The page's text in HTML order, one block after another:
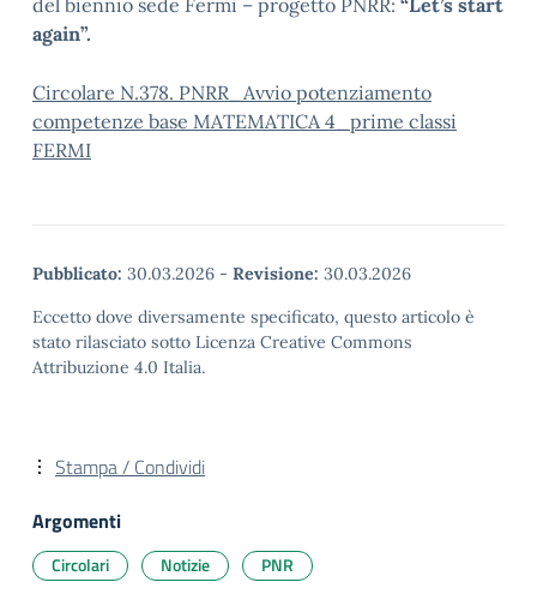
del biennio sede Fermi – progetto PNRR: “Let’s start
again”.
Circolare N.378. PNRR_Avvio potenziamento
competenze base MATEMATICA 4_prime classi
FERMI
Pubblicato: 30.03.2026 - Revisione: 30.03.2026
Eccetto dove diversamente specificato, questo articolo è
stato rilasciato sotto Licenza Creative Commons
Attribuzione 4.0 Italia.
Stampa / Condividi
Argomenti
Circolari Notizie PNR